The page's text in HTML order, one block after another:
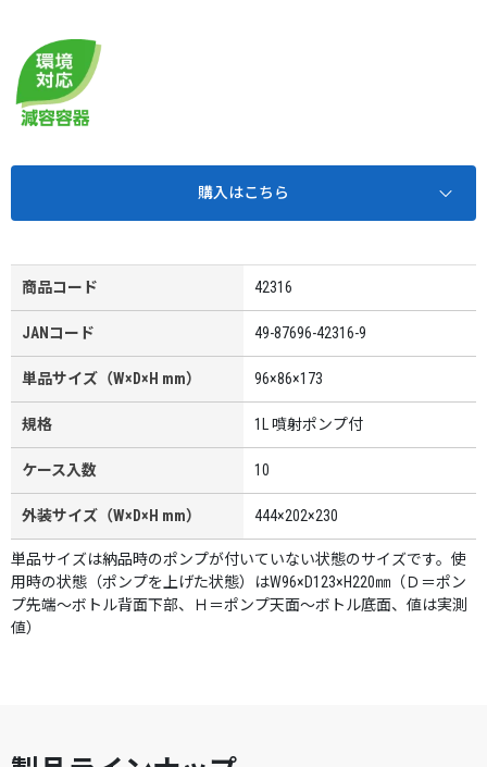
購入はこちら
商品コード 42316
JANコード 49-87696-42316-9
単品サイズ（W×D×H mm） 96×86×173
規格 1L 噴射ポンプ付
ケース入数 10
外装サイズ（W×D×H mm） 444×202×230
単品サイズは納品時のポンプが付いていない状態のサイズです。使
用時の状態（ポンプを上げた状態）はW96×D123×H220㎜（Ｄ＝ポン
プ先端～ボトル背面下部、Ｈ＝ポンプ天面～ボトル底面、値は実測
値）